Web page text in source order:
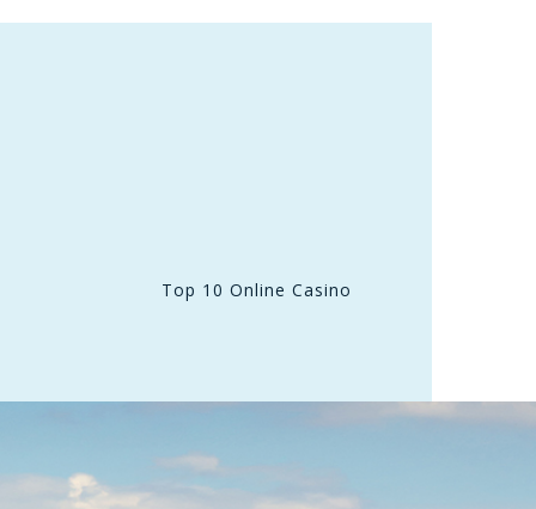
Top 10 Online Casino